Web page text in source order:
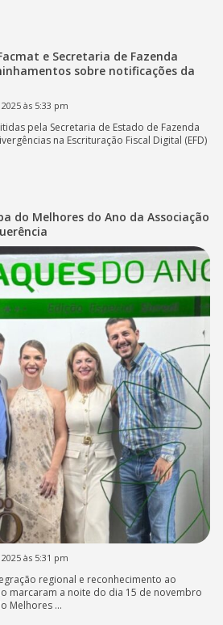
e Secretaria de Fazenda
sobre notificações da
às 5:33 pm
pela Secretaria de Estado de Fazenda
na Escrituração Fiscal Digital (EFD)
do Melhores do Ano da Associação
às 5:31 pm
regional e reconhecimento ao
marcaram a noite do dia 15 de novembro
Melhores ...